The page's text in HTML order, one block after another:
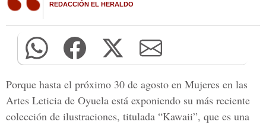
REDACCIÓN EL HERALDO
Porque hasta el próximo 30 de agosto en Mujeres en las
Artes Leticia de Oyuela está exponiendo su más reciente
colección de ilustraciones, titulada “Kawaii”, que es una